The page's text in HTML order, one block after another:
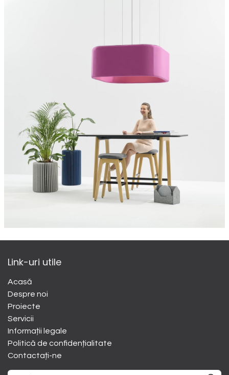
Link-uri utile
Acasă
Despre noi
​Proiecte
Servicii
Informații legale
Politică de confidențialitate
Contactați-ne